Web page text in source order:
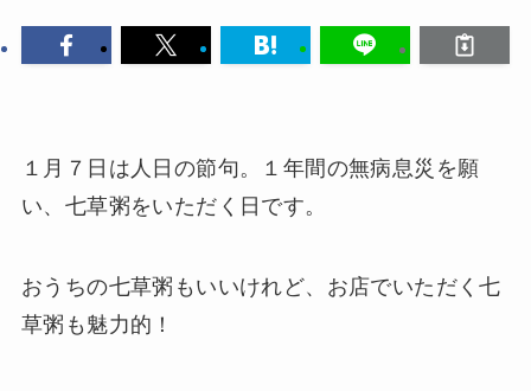
１月７日は人日の節句。１年間の無病息災を願
い、七草粥をいただく日です。
おうちの七草粥もいいけれど、お店でいただく七
草粥も魅力的！